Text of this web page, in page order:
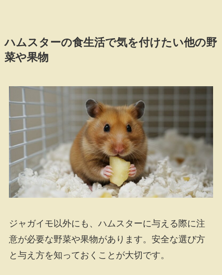
ハムスターの食生活で気を付けたい他の野
菜や果物
ジャガイモ以外にも、ハムスターに与える際に注
意が必要な野菜や果物があります。安全な選び方
と与え方を知っておくことが大切です。